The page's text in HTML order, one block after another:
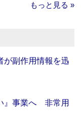
もっと見る »
が副作用情報を迅
』事業へ 非常用